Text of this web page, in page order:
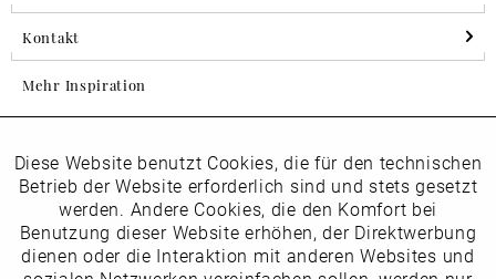
Kontakt
Mehr Inspiration
Folgen Sie uns auf Instagram
horsch_schuhe
Funktionale Aktiv
Marketing Inaktiv
Diese Website benutzt Cookies, die für den technischen
Betrieb der Website erforderlich sind und stets gesetzt
werden. Andere Cookies, die den Komfort bei
Benutzung dieser Website erhöhen, der Direktwerbung
dienen oder die Interaktion mit anderen Websites und